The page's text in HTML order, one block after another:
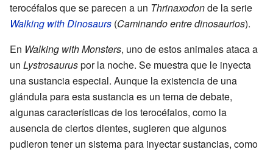
terocéfalos que se parecen a un Thrinaxodonde la serie
Walking with Dinosaurs (Caminando entre dinosaurios).
En Walking with Monsters, uno de estos animales ataca a
un Lystrosauruspor la noche. Se muestra que le inyecta
una sustancia especial. Aunque la existencia de una
glándula para esta sustancia es un tema de debate,
algunas características de los terocéfalos, como la
ausencia de ciertos dientes, sugieren que algunos
pudieron tener un sistema para inyectar sustancias, como